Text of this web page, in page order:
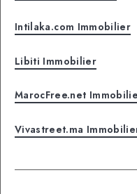
Intilaka.com Immobilier
Libiti Immobilier
MarocFree.net
Vivastreet.ma